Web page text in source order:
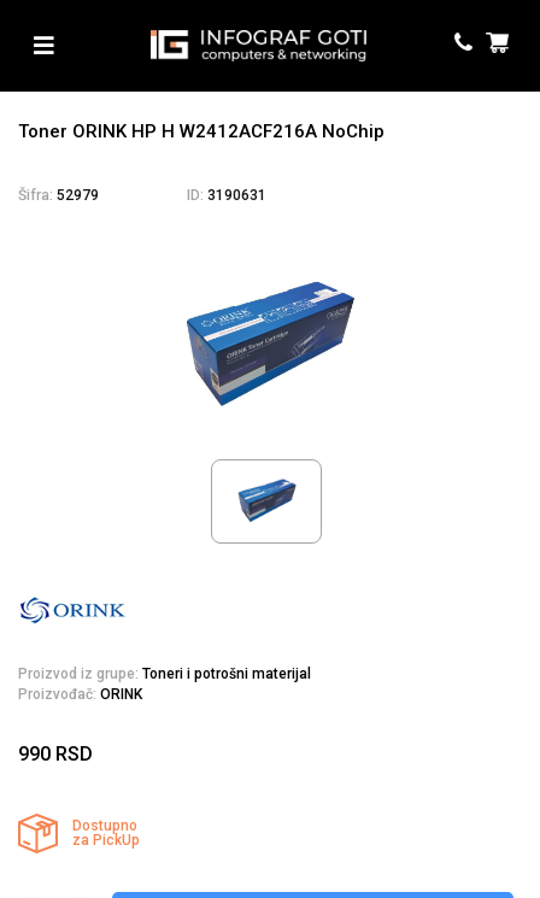
Toner ORINK HP H W2412ACF216A NoChip
Šifra: 52979 ID: 3190631
Proizvod iz grupe: Toneri i potrošni materijal
Proizvođač: ORINK
990 RSD
Dostupno
za PickUp